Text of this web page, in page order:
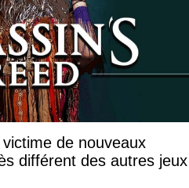
de nouveaux
différent des autres jeux